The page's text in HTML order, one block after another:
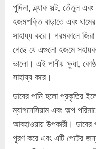
পুদিনা, ব্ল্যাক সল্ট, তেঁতুল এবং
হজমশক্তি বাড়াতে এবং
সাহায্য করে। গরমকালে জিরা
গেছে যে এগুলো হজমে
ভালো। এই পানীয় ক্ষুধা,
সাহায্য করে।
ডাবের পানি হলো প্রকৃতির
ম্যাগনেসিয়াম এবং অল্প
আবহাওয়ায় উপকারী। ডাবের
পূরণ করে এবং এটি পেটের